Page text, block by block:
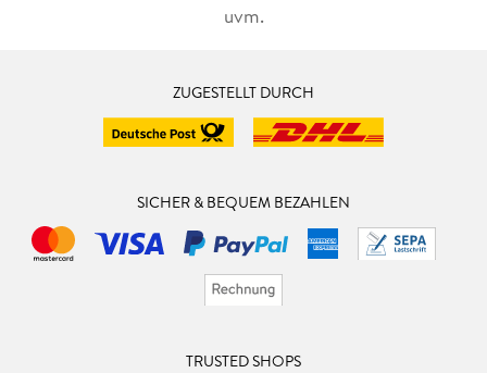
uvm.
ZUGESTELLT DURCH
SICHER & BEQUEM BEZAHLEN
TRUSTED SHOPS